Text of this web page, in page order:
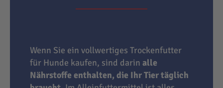
Wenn Sie ein vollwertiges Trockenfutter
für Hunde kaufen, sind darin alle
Nährstoffe enthalten, die Ihr Tier täglich